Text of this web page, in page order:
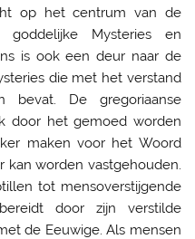
op het centrum van de
Mysteries en
is ook een deur naar de
die met het verstand
bevat. De gregoriaanse
door het gemoed worden
maken voor het Woord
kan worden vastgehouden.
tot mensoverstijgende
door zijn verstilde
de Eeuwige. Als mensen